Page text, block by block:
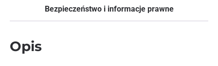
Bezpieczeństwo i informacje prawne
Opis